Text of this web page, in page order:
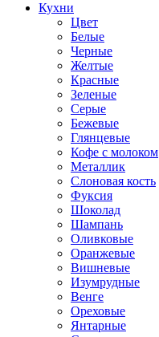
Кухни
Цвет
Белые
Черные
Желтые
Красные
Зеленые
Серые
Бежевые
Глянцевые
Кофе с молоком
Металлик
Слоновая кость
Фуксия
Шоколад
Шампань
Оливковые
Оранжевые
Вишневые
Изумрудные
Венге
Ореховые
Янтарные